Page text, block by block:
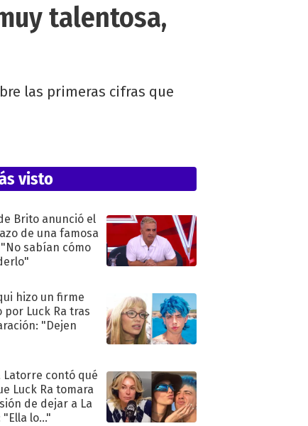
talentosa,
las primeras cifras que
visto
Brito anunció el
de una famosa
sabían cómo
hizo un firme
por Luck Ra tras
"Dejen
Latorre contó qué
Luck Ra tomara
de dejar a La
"Ella lo..."